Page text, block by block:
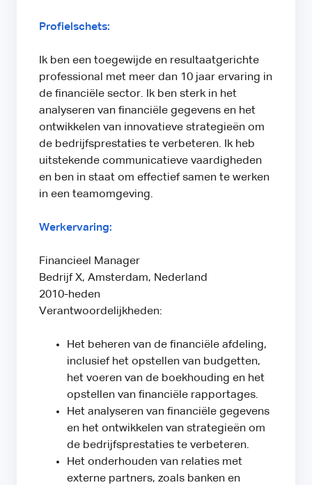
Profielschets:
Ik ben een toegewijde en resultaatgerichte
professional met meer dan 10 jaar ervaring in
de financiële sector. Ik ben sterk in het
analyseren van financiële gegevens en het
ontwikkelen van innovatieve strategieën om
de bedrijfsprestaties te verbeteren. Ik heb
uitstekende communicatieve vaardigheden
en ben in staat om effectief samen te werken
in een teamomgeving.
Werkervaring:
Financieel Manager
Bedrijf X, Amsterdam, Nederland
2010-heden
Verantwoordelijkheden:
Het beheren van de financiële afdeling,
inclusief het opstellen van budgetten,
het voeren van de boekhouding en het
opstellen van financiële rapportages.
Het analyseren van financiële gegevens
en het ontwikkelen van strategieën om
de bedrijfsprestaties te verbeteren.
Het onderhouden van relaties met
externe partners, zoals banken en